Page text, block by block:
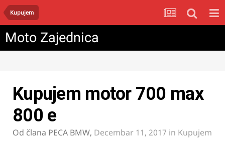
Kupujem
Moto Zajednica
Kupujem motor 700 max
800 e
Od člana PECA BMW, Decembar 11, 2017 in Kupujem